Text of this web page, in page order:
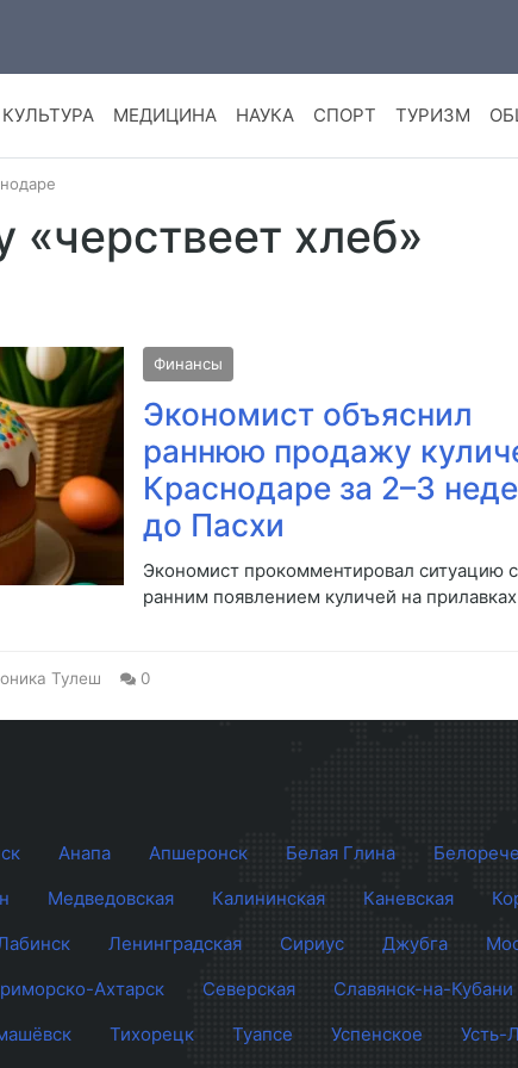
КУЛЬТУРА МЕДИЦИНА НАУКА СПОРТ ТУРИЗМ
«черствеет хлеб»
Финансы
Экономист объяснил
раннюю продажу
Краснодаре за 2–3
до Пасхи
Экономист прокомментировал ситуацию с
ранним появлением куличей на прилавках
Тулеш 0
Анапа Апшеронск Белая Глина
Медведовская Калининская Каневская
Ленинградская Сириус Джубга
Ахтарск Северская Славянск-на-Кубани
Тихорецк Туапсе Успенское Усть-